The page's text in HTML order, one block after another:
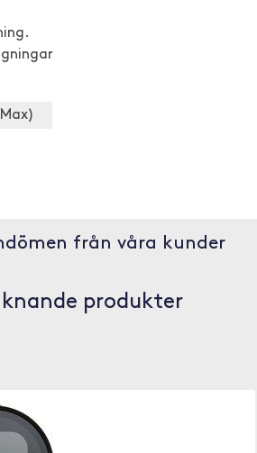
från våra kunder
produkter